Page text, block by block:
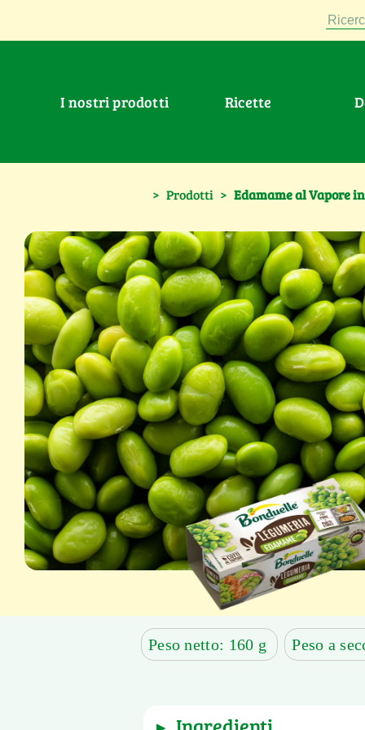
I nostri prodotti Ricette
> Prodotti > Edamame al Vapore
Peso netto: 160 g Peso a
▶